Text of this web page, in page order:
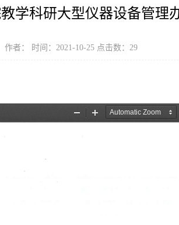
学科研大型仪器设备管理
作者： 时间：2021-10-25 点击数： 29